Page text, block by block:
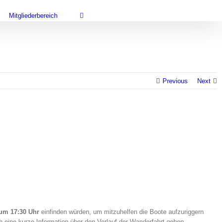
Mitgliederbereich
Previous Next
17:30 Uhr einfinden würden, um mitzuhelfen die Boote aufzuriggern